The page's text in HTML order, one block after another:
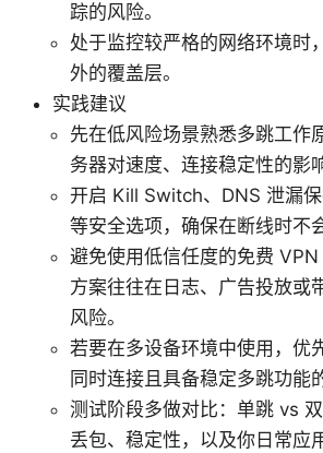
踪的风险。
处于监控较严格的网络环境时
外的覆盖层。
实践建议
先在低风险场景熟悉多跳工作
务器对速度、连接稳定性的影
开启 Kill Switch、DNS 泄漏
等安全选项，确保在断线时不
避免使用低信任度的免费
方案往往在日志、广告投放或
风险。
若要在多设备环境中使用，优
同时连接且具备稳定多跳功能
测试阶段多做对比：单跳 vs 双
丢包、稳定性，以及你日常应